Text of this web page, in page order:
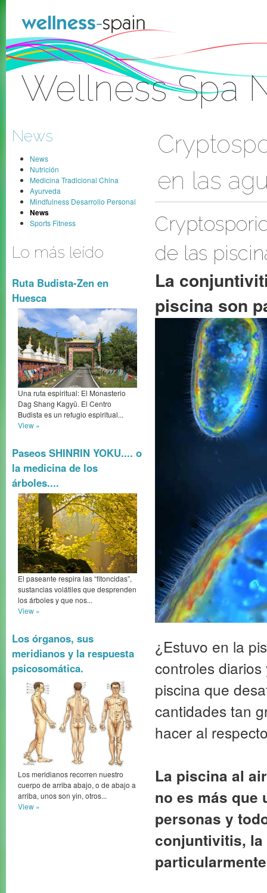
Wellness Spa
News
News
Nutrición
Medicina Tradicional China
Ayurveda
Mindfulness Desarrollo Personal
News
Sports Fitness
Lo más leído
Ruta Budista-Zen en
Huesca
Una ruta espiritual: El Monasterio
Dag Shang Kagyü. El Centro
Budista es un refugio espiritual...
View »
Paseos SHINRIN YOKU.... o
la medicina de los
árboles....
El paseante respira las “fitoncidas”,
sustancias volátiles que desprenden
los árboles y que nos...
View »
Los órganos, sus
meridianos y la respuesta
psicosomática.
Los meridianos recorren nuestro
cuerpo de arriba abajo, o de abajo a
arriba, unos son yin, otros...
View »
en las
de las
La
piscina son
¿Estuvo en la
controles
piscina que
cantidades tan
hacer al
La piscina al
no es más que
personas y
conjuntivitis, la